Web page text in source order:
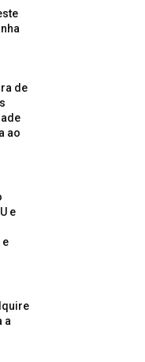
de
ao
e
e
a